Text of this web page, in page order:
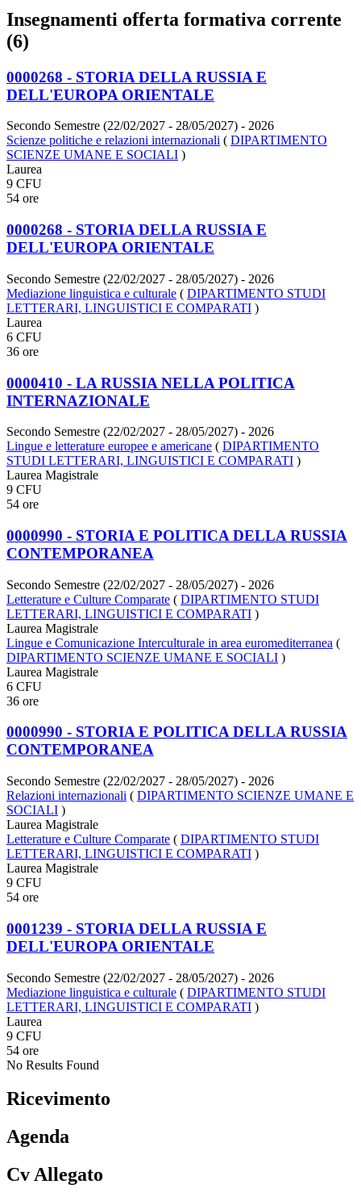
Insegnamenti offerta formativa corrente
(6)
0000268 - STORIA DELLA RUSSIA E
DELL'EUROPA ORIENTALE
Secondo Semestre (22/02/2027 - 28/05/2027) - 2026
Scienze politiche e relazioni internazionali ( DIPARTIMENTO
SCIENZE UMANE E SOCIALI )
Laurea
9 CFU
54 ore
0000268 - STORIA DELLA RUSSIA E
DELL'EUROPA ORIENTALE
Secondo Semestre (22/02/2027 - 28/05/2027) - 2026
Mediazione linguistica e culturale ( DIPARTIMENTO STUDI
LETTERARI, LINGUISTICI E COMPARATI )
Laurea
6 CFU
36 ore
0000410 - LA RUSSIA NELLA POLITICA
INTERNAZIONALE
Secondo Semestre (22/02/2027 - 28/05/2027) - 2026
Lingue e letterature europee e americane ( DIPARTIMENTO
STUDI LETTERARI, LINGUISTICI E COMPARATI )
Laurea Magistrale
9 CFU
54 ore
0000990 - STORIA E POLITICA DELLA RUSSIA
CONTEMPORANEA
Secondo Semestre (22/02/2027 - 28/05/2027) - 2026
Letterature e Culture Comparate ( DIPARTIMENTO STUDI
LETTERARI, LINGUISTICI E COMPARATI )
Laurea Magistrale
Lingue e Comunicazione Interculturale in area euromediterranea (
DIPARTIMENTO SCIENZE UMANE E SOCIALI )
Laurea Magistrale
6 CFU
36 ore
0000990 - STORIA E POLITICA DELLA RUSSIA
CONTEMPORANEA
Secondo Semestre (22/02/2027 - 28/05/2027) - 2026
Relazioni internazionali ( DIPARTIMENTO SCIENZE UMANE E
SOCIALI )
Laurea Magistrale
Letterature e Culture Comparate ( DIPARTIMENTO STUDI
LETTERARI, LINGUISTICI E COMPARATI )
Laurea Magistrale
9 CFU
54 ore
0001239 - STORIA DELLA RUSSIA E
DELL'EUROPA ORIENTALE
Secondo Semestre (22/02/2027 - 28/05/2027) - 2026
Mediazione linguistica e culturale ( DIPARTIMENTO STUDI
LETTERARI, LINGUISTICI E COMPARATI )
Laurea
9 CFU
54 ore
No Results Found
Ricevimento
Agenda
Cv Allegato